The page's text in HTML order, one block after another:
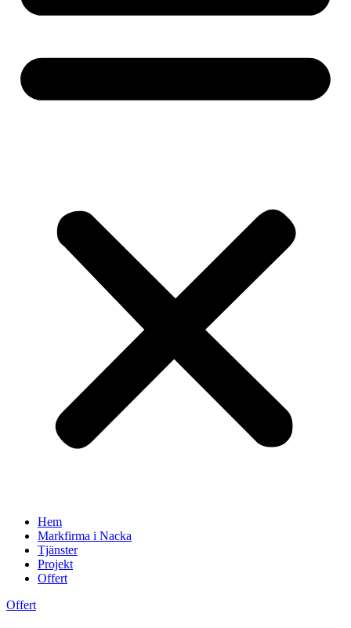
Hem
Markfirma i Nacka
Tjänster
Projekt
Offert
Offert